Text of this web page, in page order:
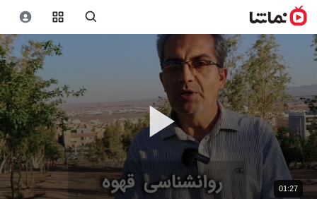
01:27